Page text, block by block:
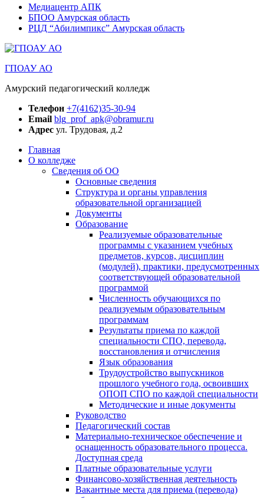
Медиацентр АПК
БПОО Амурская область
РЦД “Абилимпикс” Амурская область
ГПОАУ АО
Амурский педагогический колледж
Телефон +7(4162)35-30-94
Email blg_prof_apk@obramur.ru
Адрес ул. Трудовая, д.2
Главная
О колледже
Сведения об ОО
Основные сведения
Структура и органы управления
образовательной организацией
Документы
Образование
Реализуемые образовательные
программы с указанием учебных
предметов, курсов, дисциплин
(модулей), практики, предусмотренных
соответствующей образовательной
программой
Численность обучающихся по
реализуемым образовательным
программам
Результаты приема по каждой
специальности СПО, перевода,
восстановления и отчисления
Язык образования
Трудоустройство выпускников
прошлого учебного года, освоивших
ОПОП СПО по каждой специальности
Методические и иные документы
Руководство
Педагогический состав
Материально-техническое обеспечение и
оснащенность образовательного процесса.
Доступная среда
Платные образовательные услуги
Финансово-хозяйственная деятельность
Вакантные места для приема (перевода)